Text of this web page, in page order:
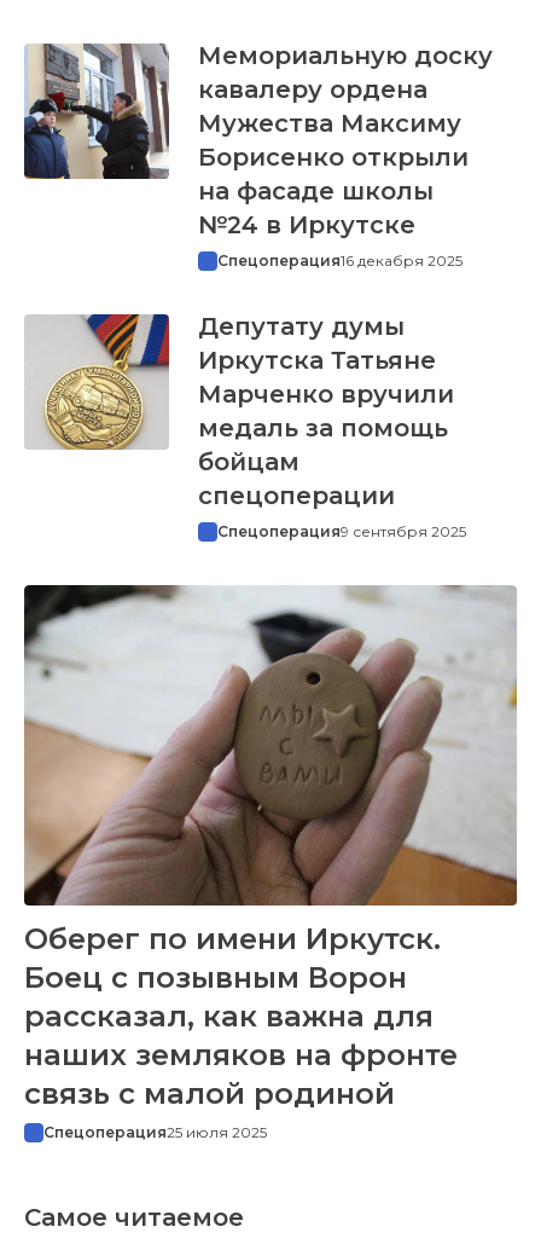
Мемориальную доску
кавалеру ордена
Мужества Максиму
Борисенко открыли
на фасаде школы
№24 в Иркутске
Спецоперация16 декабря 2025
Депутату думы
Иркутска Татьяне
Марченко вручили
медаль за помощь
бойцам
спецоперации
Спецоперация9 сентября 2025
Оберег по имени Иркутск.
Боец с позывным Ворон
рассказал, как важна для
наших земляков на фронте
связь с малой родиной
Спецоперация25 июля 2025
Самое читаемое